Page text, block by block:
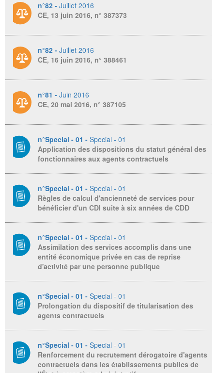
n°82 - Juillet 2016
CE, 13 juin 2016, n° 387373
n°82 - Juillet 2016
CE, 16 juin 2016, n° 388461
n°81 - Juin 2016
CE, 20 mai 2016, n° 387105
n°Special - 01 - Special - 01
Application des dispositions du statut général des
fonctionnaires aux agents contractuels
n°Special - 01 - Special - 01
Règles de calcul d'ancienneté de services pour
bénéficier d'un CDI suite à six années de CDD
n°Special - 01 - Special - 01
Assimilation des services accomplis dans une
entité économique privée en cas de reprise
d'activité par une personne publique
n°Special - 01 - Special - 01
Prolongation du dispositif de titularisation des
agents contractuels
n°Special - 01 - Special - 01
Renforcement du recrutement dérogatoire d'agents
contractuels dans les établissements publics de